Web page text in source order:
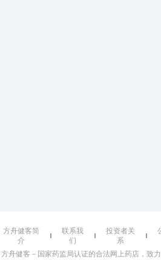
方舟健客简
介
联系我
们
投资者关
系
方舟健客－国家药监局认证的合法网上药店，致